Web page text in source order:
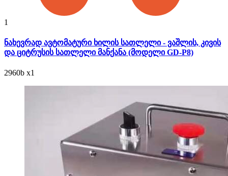
1
ნახევრად ავტომატური ხილის სათლელი - ვაშლის, კივის
და ციტრუსის სათლელი მანქანა (მოდელი GD-P8)
2960b x1